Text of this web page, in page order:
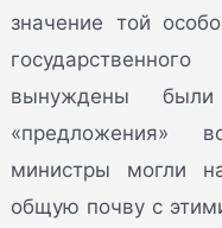
значение той
вынуждены были
«предложения»
министры могли
общую почву с